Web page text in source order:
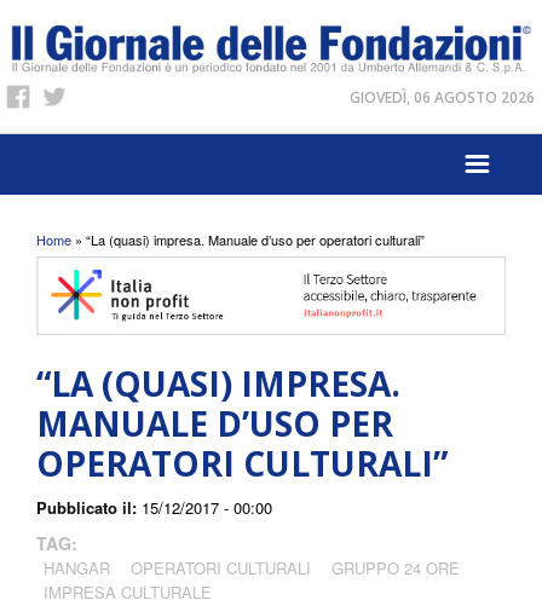
GIOVEDÌ, 06 AGOSTO 2026
Tu sei qui
Home » “La (quasi) impresa. Manuale d’uso per operatori culturali”
“LA (QUASI) IMPRESA.
MANUALE D’USO PER
OPERATORI CULTURALI”
Pubblicato il: 15/12/2017 - 00:00
TAG:
HANGAR OPERATORI CULTURALI
GRUPPO 24 ORE
IMPRESA CULTURALE